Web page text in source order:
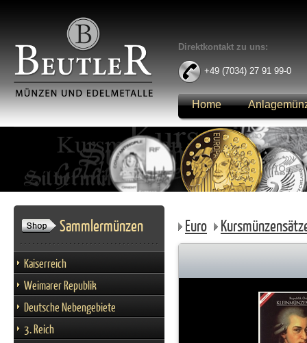
Direktkontakt zu uns:
+49 (7034) 27 91 99-0
Home
Anmelden
Sammlermünzen
Kaiserreich
Weimarer Republik
Deutsche Nebengebiete
3. Reich
Euro